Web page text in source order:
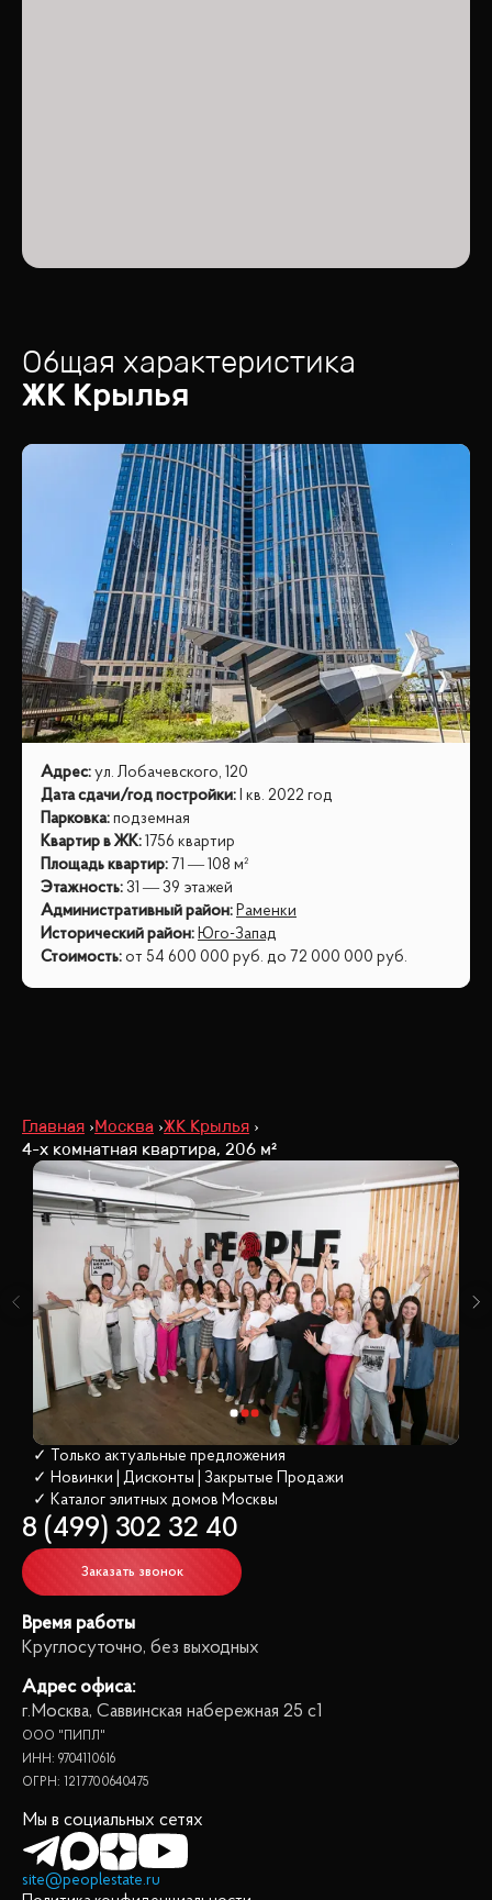
Общая характеристика
ЖК Крылья
Адрес: ул. Лобачевского, 120
Дата сдачи/год постройки: I кв. 2022 год
Парковка: подземная
Квартир в ЖК: 1756 квартир
Площадь квартир: 71 — 108 м²
Этажность: 31 — 39 этажей
Административный район: Раменки
Исторический район: Юго-Запад
Стоимость: от 54 600 000 руб. до 72 000 000 руб.
Главная Москва ЖК Крылья
4-х комнатная квартира, 206 м²
✓ Только актуальные предложения
✓ Новинки | Дисконты | Закрытые Продажи
✓ Каталог элитных домов Москвы
8 (499) 302 32 40
Заказать звонок
Время работы
Круглосуточно, без выходных
Адрес офиса:
г.Москва, Саввинская набережная 25 с1
ООО "ПИПЛ"
ИНН: 9704110616
ОГРН: 1217700640475
Мы в социальных сетях
site@peoplestate.ru